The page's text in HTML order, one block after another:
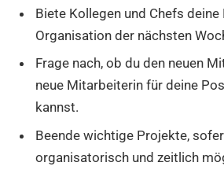
Biete Kollegen und Chefs
Organisation der nächsten
Frage nach, ob du den neuen
neue Mitarbeiterin für deine
kannst.
Beende wichtige Projekte,
organisatorisch und zeitlich